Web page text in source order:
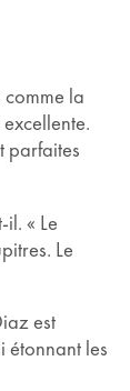
la
parfaites
« Le
Le
est
étonnant les